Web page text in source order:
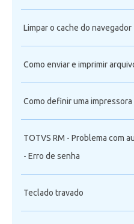
Limpar o cache do
Como enviar e imprimir
Como definir uma impressora
TOTVS RM - Problema com
- Erro de senha
Teclado travado